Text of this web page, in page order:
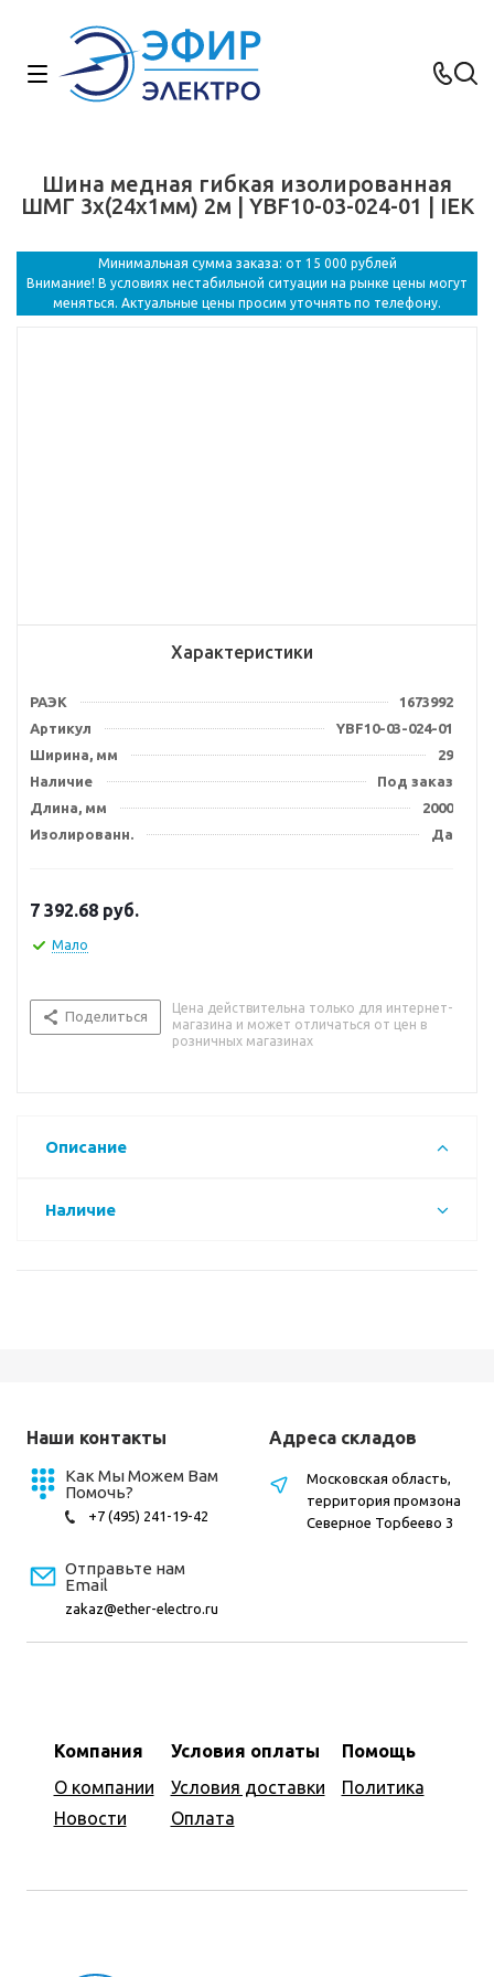
Шина медная гибкая изолированная
ШМГ 3x(24x1мм) 2м | YBF10-03-024-01 | IEK
Минимальная сумма заказа: от 15 000 рублей
Внимание! В условиях нестабильной ситуации на рынке цены могут
меняться. Актуальные цены просим уточнять по телефону.
Характеристики
РАЭК
1673992
Артикул
YBF10-03-024-01
Ширина, мм
29
Наличие
Под заказ
Длина, мм
2000
Изолированн.
Да
7 392.68 руб.
Мало
Поделиться
Цена действительна только для интернет-
магазина и может отличаться от цен в
розничных магазинах
Описание
Наличие
Наши контакты
Как Мы Можем Вам
Помочь?
+7 (495) 241-19-42
Отправьте нам
Email
zakaz@ether-electro.ru
Компания
О компании
Новости
Условия оплаты
Условия доставки
Оплата
Помощь
Политика
Адреса складов
Московская область,
территория промзона
Северное Торбеево 3